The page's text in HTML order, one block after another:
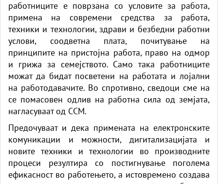
работниците е поврзана со условите за работа,
примена на современи средства за работа,
техники и технологии, здрави и безбедни работни
услови, соодветна плата, почитување на
принципите на пристојна работа, право на одмор
и грижа за семејството. Само така работниците
можат да бидат посветени на работата и лојални
на работодавачите. Во спротивно, сведоци сме на
се помасовен одлив на работна сила од земјата,
нагласуваат од ССМ.
Предочуваат и дека примената на електронските
комуникации и можности, дигитализацијата и
новите техники и технологии во производните
процеси резултира со постигнување поголема
ефикасност во работењето, а истовремено создава